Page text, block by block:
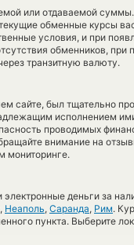
или отдаваемой
обменные курсы
условия, и при
обменников,
транзитную валюту.
сайте, был тщательно
исполнением
проводимых
внимание на
мониторинге.
деньги за
, Неаполь, Саранда, Рим.
пункта. Выберите